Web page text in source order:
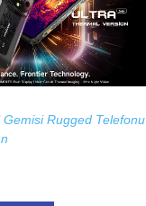
Rugged Telefonu